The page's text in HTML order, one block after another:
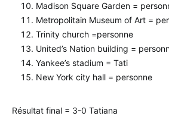
Madison Square Garden =
Metropolitain Museum of Art =
Trinity church =personne
United’s Nation building =
Yankee’s stadium = Tati
New York city hall = personne
Résultat final = 3-0 Tatiana